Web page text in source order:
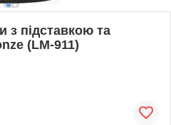
з підставкою та
(LM-911)